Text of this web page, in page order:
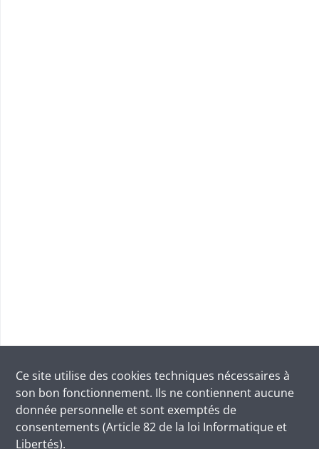
Ce site utilise des cookies techniques nécessaires à
son bon fonctionnement. Ils ne contiennent aucune
donnée personnelle et sont exemptés de
consentements (Article 82 de la loi Informatique et
Libertés).